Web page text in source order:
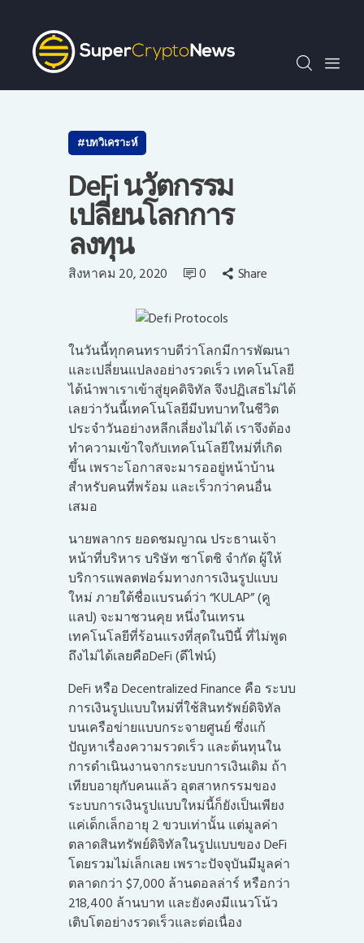
SCN30index
ข่าว
ถาม-ตอบ
ความรู้เบื้องต้น
ข่าวประชาสัมพันธ์
ไทย
บทวิเคราะห์
DeFi นวัตกรรม
เปลี่ยนโลกการ
ลงทุน
สิงหาคม 20, 2020 0 Share
ในวันนี้ทุกคนทราบดีว่าโลกมีการพัฒนา
และเปลี่ยนแปลงอย่างรวดเร็ว เทคโนโลยี
ได้นำพาเราเข้าสู่ยุคดิจิทัล จึงปฏิเสธไม่ได้
เลยว่าวันนี้เทคโนโลยีมีบทบาทในชีวิต
ประจำวันอย่างหลีกเลี่ยงไม่ได้ เราจึงต้อง
ทำความเข้าใจกับเทคโนโลยีใหม่ที่เกิด
ขึ้น เพราะโอกาสจะมารออยู่หน้าบ้าน
สำหรับคนที่พร้อม และเร็วกว่าคนอื่น
เสมอ
นายพลากร ยอดชมญาณ ประธานเจ้า
หน้าที่บริหาร บริษัท ซาโตชิ จำกัด ผู้ให้
บริการแพลตฟอร์มทางการเงินรูปแบบ
ใหม่ ภายใต้ชื่อแบรนด์ว่า “KULAP” (คู
แลป) จะมาชวนคุย หนึ่งในเทรน
เทคโนโลยีที่ร้อนแรงที่สุดในปีนี้ ที่ไม่พูด
ถึงไม่ได้เลยคือDeFi (ดีไฟน์)
DeFi หรือ Decentralized Finance คือ ระบบ
การเงินรูปแบบใหม่ที่ใช้สินทรัพย์ดิจิทัล
บนเครือข่ายแบบกระจายศูนย์ ซึ่งแก้
ปัญหาเรื่องความรวดเร็ว และต้นทุนใน
การดำเนินงานจากระบบการเงินเดิม ถ้า
เทียบอายุกับคนแล้ว อุตสาหกรรมของ
ระบบการเงินรูปแบบใหม่นี้ก็ยังเป็นเพียง
แค่เด็กเล็กอายุ 2 ขวบเท่านั้น แต่มูลค่า
ตลาดสินทรัพย์ดิจิทัลในรูปแบบของ DeFi
โดยรวมไม่เล็กเลย เพราะปัจจุบันมีมูลค่า
ตลาดกว่า $7,000 ล้านดอลล่าร์ หรือกว่า
218,400 ล้านบาท และยังคงมีแนวโน้ว
เติบโตอย่างรวดเร็วและต่อเนื่อง